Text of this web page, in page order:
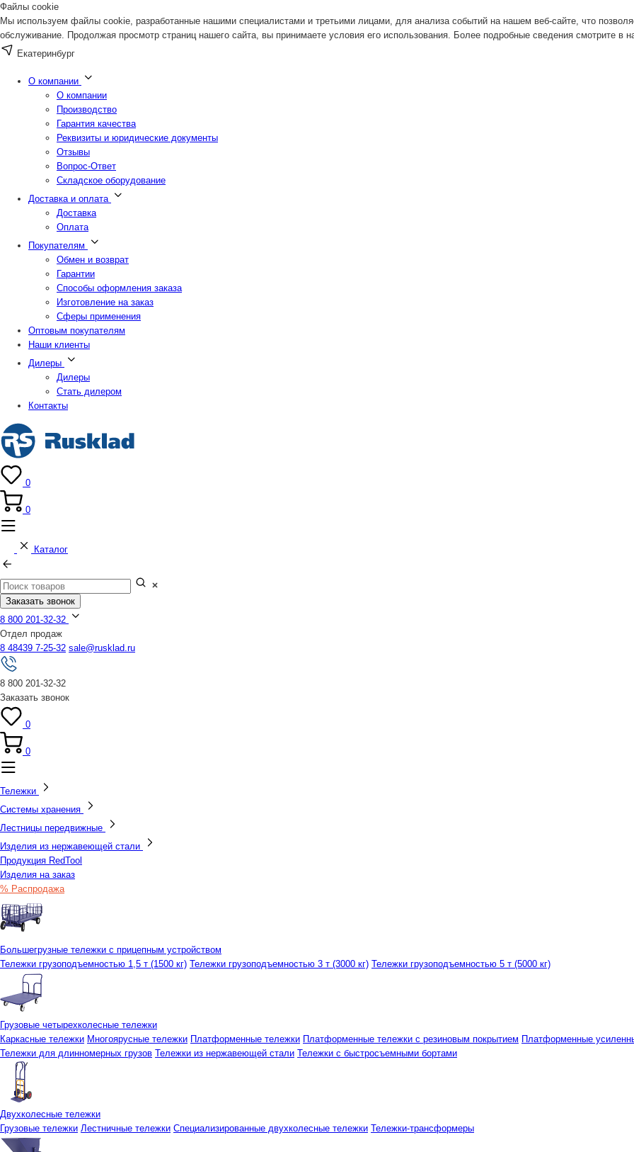
Файлы cookie
Мы используем файлы cookie, разработанные нашими специалистами и третьими лицами, для анализа событий на нашем веб-сайте, что
обслуживание. Продолжая просмотр страниц нашего сайта, вы принимаете условия его использования. Более подробные сведения смотрите в
Екатеринбург
О компании
О компании
Производство
Гарантия качества
Реквизиты и юридические документы
Отзывы
Вопрос-Ответ
Складское оборудование
Доставка и оплата
Доставка
Оплата
Покупателям
Обмен и возврат
Гарантии
Способы оформления заказа
Изготовление на заказ
Сферы применения
Оптовым покупателям
Наши клиенты
Дилеры
Дилеры
Стать дилером
Контакты
0
0
Каталог
Заказать звонок
8 800 201-32-32
Отдел продаж
8 48439 7-25-32 sale@rusklad.ru
8 800 201-32-32
Заказать звонок
0
0
Тележки
Системы хранения
Лестницы передвижные
Изделия из нержавеющей стали
Продукция RedTool
Изделия на заказ
% Распродажа
Большегрузные тележки с прицепным устройством
Тележки грузоподъемностью 1,5 т (1500 кг) Тележки грузоподъемностью 3 т (3000 кг) Тележки грузоподъемностью 5 т (5000 кг)
Грузовые четырехколесные тележки
Каркасные тележки Многоярусные тележки Платформенные тележки Платформенные тележки с резиновым покрытием Платформенные
Тележки для длинномерных грузов Тележки из нержавеющей стали Тележки с быстросъемными бортами
Двухколесные тележки
Грузовые тележки Лестничные тележки Специализированные двухколесные тележки Тележки-трансформеры